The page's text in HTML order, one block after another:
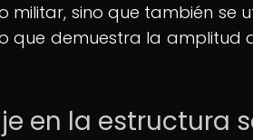
militar, sino que también se
que demuestra la amplitud
en la estructura